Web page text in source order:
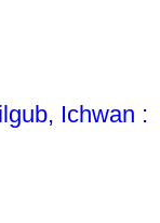
Ichwan :